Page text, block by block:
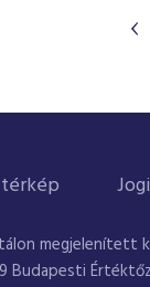
megjelenített
Budapesti